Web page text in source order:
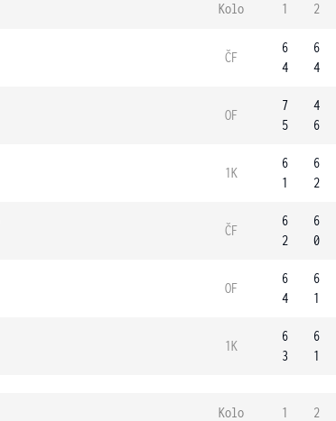
Kolo 1 2
ČF
6
4
6
4
OF
7
5
4
6
1K
6
1
6
2
ČF
6
2
6
0
OF
6
4
6
1
1K
6
3
6
1
Kolo 1 2